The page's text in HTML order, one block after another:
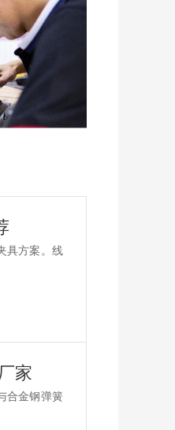
具方案。线
家
合金钢弹簧